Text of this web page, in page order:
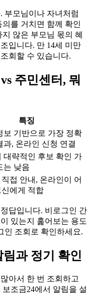
부모님이나 자녀처럼
를 거치면 함께 확인
않은 부모님 몫의 혜
입니다. 만 14세 미만
회할 수 있습니다.
주민센터, 뭐
특징
보 기반으로 가장 정확
과, 온라인 신청 연결
대략적인 후보 확인 가
는 낮음
접 안내, 온라인이 어
에게 적합
답입니다. 비로그인 간
있는지 훑어보는 용도
인 조회로 확인하세요.
과 정기 확인
아서 한 번 조회하고
조금24에서 알림을 설